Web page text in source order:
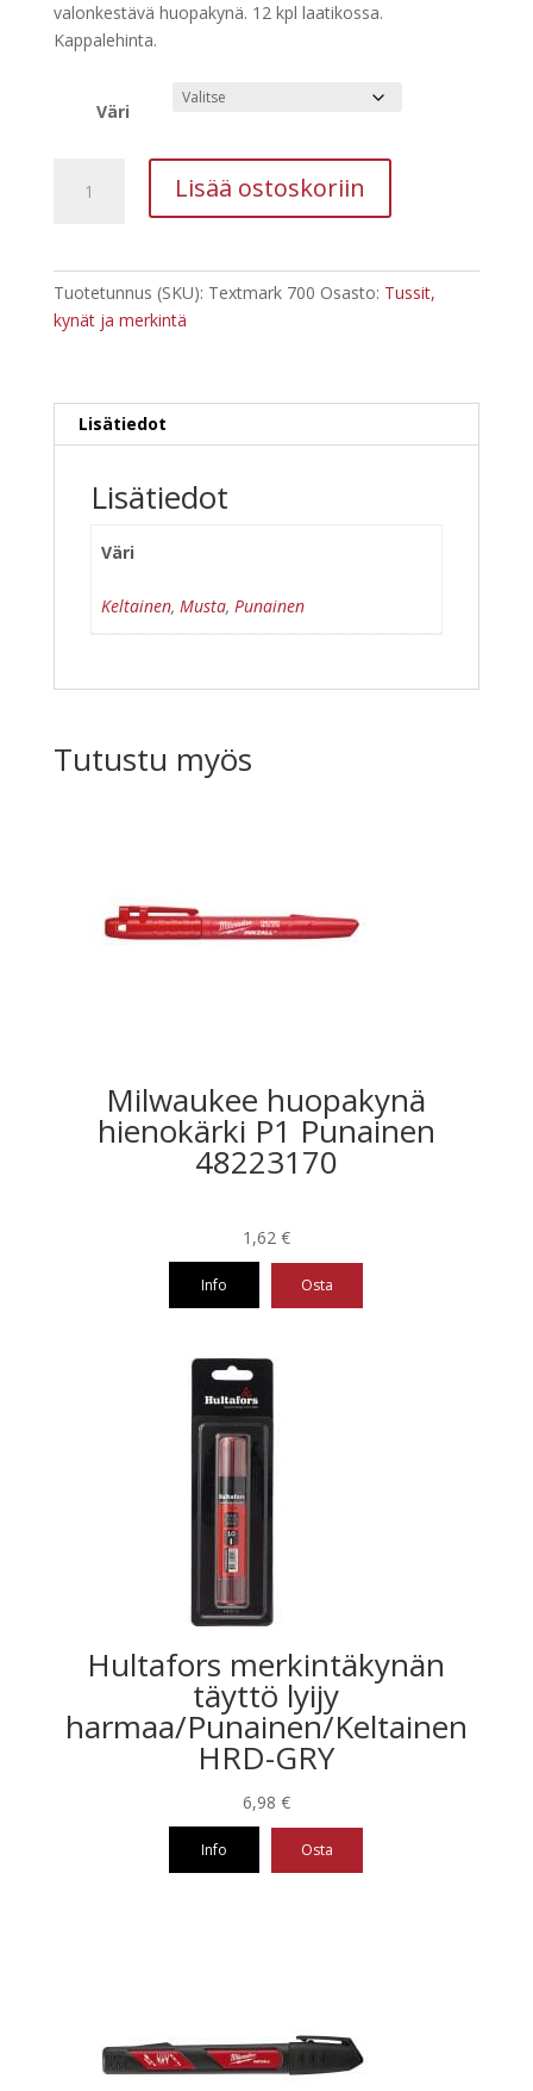
valonkestävä huopakynä. 12 kpl laatikossa.
Kappalehinta.
Väri
tussi
määrä
Lisää ostoskoriin
Tuotetunnus (SKU): Textmark 700 Osasto: Tussit,
kynät ja merkintä
Lisätiedot
Lisätiedot
Väri
Keltainen, Musta, Punainen
Tutustu myös
Milwaukee huopakynä
hienokärki P1 Punainen
48223170
1,62 €
Info Osta
Hultafors merkintäkynän
täyttö lyijy
harmaa/Punainen/Keltainen
HRD-GRY
6,98 €
Info Osta